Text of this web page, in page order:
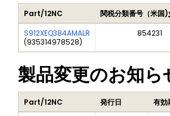
Part/12NC 関税分類番号（米国)
S912XEQ384AMALR
(935314978528)
854231
製品変更のお知ら
Part/12NC 発行日 有効